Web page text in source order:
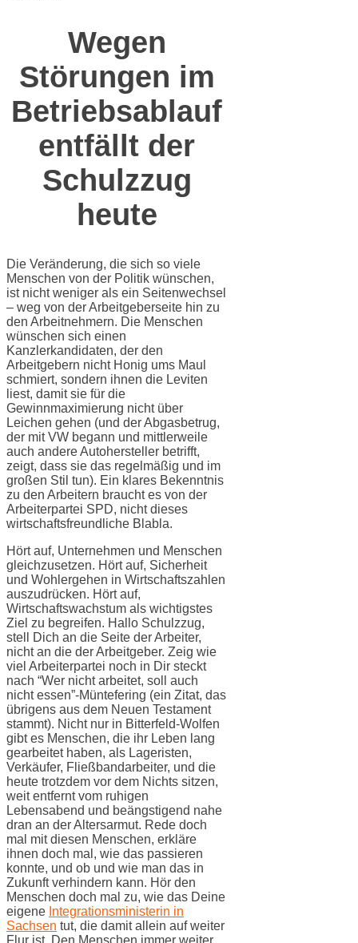
Wegen
Störungen im
Betriebsablauf
entfällt der
Schulzzug
heute
Die Veränderung, die sich so viele
Menschen von der Politik wünschen,
ist nicht weniger als ein Seitenwechsel
– weg von der Arbeitgeberseite hin zu
den Arbeitnehmern. Die Menschen
wünschen sich einen
Kanzlerkandidaten, der den
Arbeitgebern nicht Honig ums Maul
schmiert, sondern ihnen die Leviten
liest, damit sie für die
Gewinnmaximierung nicht über
Leichen gehen (und der Abgasbetrug,
der mit VW begann und mittlerweile
auch andere Autohersteller betrifft,
zeigt, dass sie das regelmäßig und im
großen Stil tun). Ein klares Bekenntnis
zu den Arbeitern braucht es von der
Arbeiterpartei SPD, nicht dieses
wirtschaftsfreundliche Blabla.
Hört auf, Unternehmen und Menschen
gleichzusetzen. Hört auf, Sicherheit
und Wohlergehen in Wirtschaftszahlen
auszudrücken. Hört auf,
Wirtschaftswachstum als wichtigstes
Ziel zu begreifen. Hallo Schulzzug,
stell Dich an die Seite der Arbeiter,
nicht an die der Arbeitgeber. Zeig wie
viel Arbeiterpartei noch in Dir steckt
nach “Wer nicht arbeitet, soll auch
nicht essen”-Müntefering (ein Zitat, das
übrigens aus dem Neuen Testament
stammt). Nicht nur in Bitterfeld-Wolfen
gibt es Menschen, die ihr Leben lang
gearbeitet haben, als Lageristen,
Verkäufer, Fließbandarbeiter, und die
heute trotzdem vor dem Nichts sitzen,
weit entfernt vom ruhigen
Lebensabend und beängstigend nahe
dran an der Altersarmut. Rede doch
mal mit diesen Menschen, erkläre
ihnen doch mal, wie das passieren
konnte, und ob und wie man das in
Zukunft verhindern kann. Hör den
Menschen doch mal zu, wie das Deine
eigene Integrationsministerin in
Sachsen tut, die damit allein auf weiter
Flur ist. Den Menschen immer weiter